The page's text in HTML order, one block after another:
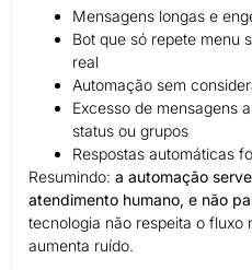
Mensagens longas e
Bot que só repete menu
real
Automação sem
Excesso de mensagens
status ou grupos
Respostas automáticas
Resumindo: a automação
atendimento humano, e não
tecnologia não respeita o fluxo
aumenta ruído.